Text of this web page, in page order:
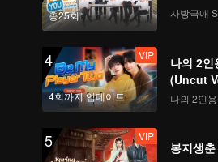
총25회 사방극애
4
4회까지 업데이트
VIP
나의 2인
(Uncut
나의 2인
5 VIP
봉지생춘